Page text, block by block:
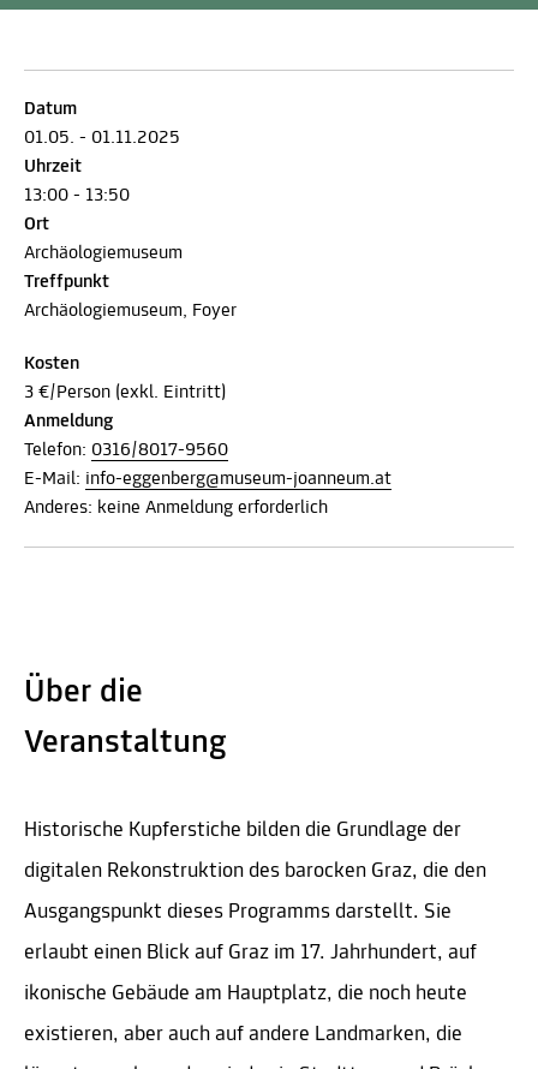
Datum
01.05. - 01.11.2025
Uhrzeit
13:00 - 13:50
Ort
Archäologiemuseum
Treffpunkt
Archäologiemuseum, Foyer
Kosten
3 €/Person (exkl. Eintritt)
Anmeldung
Telefon: 0316/8017-9560
E-Mail: info-eggenberg@museum-joanneum.at
Anderes: keine Anmeldung erforderlich
Über die
Veranstaltung
Historische Kupferstiche bilden die Grundlage der
digitalen Rekonstruktion des barocken Graz, die den
Ausgangspunkt dieses Programms darstellt. Sie
erlaubt einen Blick auf Graz im 17. Jahrhundert, auf
ikonische Gebäude am Hauptplatz, die noch heute
existieren, aber auch auf andere Landmarken, die